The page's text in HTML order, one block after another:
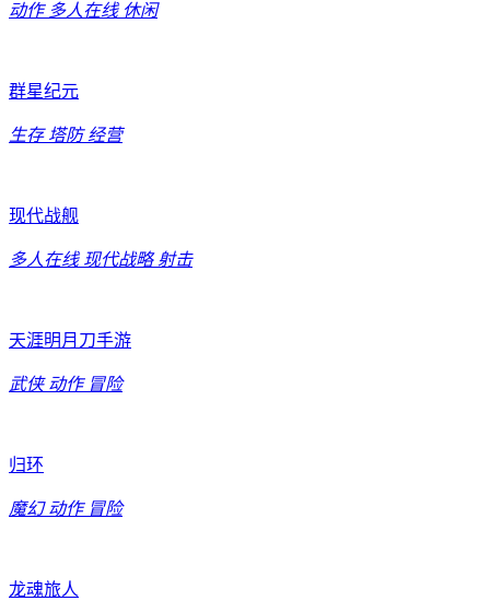
动作 多人在线 休闲
群星纪元
生存 塔防 经营
现代战舰
多人在线 现代战略 射击
天涯明月刀手游
武侠 动作 冒险
归环
魔幻 动作 冒险
龙魂旅人